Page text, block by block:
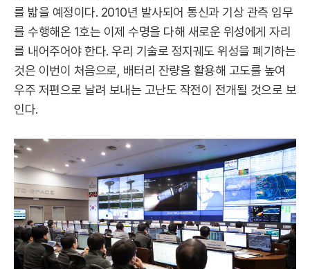
를 밟을 예정이다. 2010년 발사되어 통신과 기상 관측 임무
를 수행해온 1호는 이제 수명을 다해 새로운 위성에게 자리
를 내어주어야 한다. 우리 기술로 정지궤도 위성을 폐기하는
것은 이번이 처음으로, 배터리 잔량을 활용해 고도를 높여
우주 저편으로 날려 보내는 고난도 작전이 전개될 것으로 보
인다.